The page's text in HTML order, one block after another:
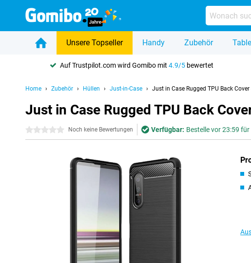
Unsere Topseller Handy Zubehör
Auf Trustpilot.com wird Gomibo mit4.9/5 bewertet
Home Zubehör Hüllen Just-in-Case Just in Case Rugged TPU Back Cover
Just in Case Rugged TPU Back
0 Sterne Noch keine Bewertungen Verfügbar: Bestelle vor 23:59